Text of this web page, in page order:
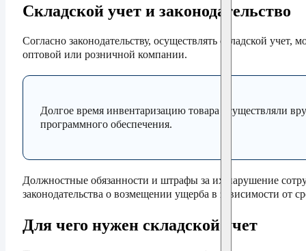
Складской учет и законодательство
Согласно законодательству, осуществлять складской
оптовой или розничной компании.
Долгое время инвентаризацию товара осуществляли
программного обеспечения.
Должностные обязанности и штрафы за их нарушение
законодательства о возмещении ущерба в зависимости от
Для чего нужен складской учет